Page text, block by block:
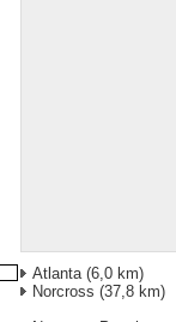
Atlanta(6,0 km)
Norcross (37,8 km)